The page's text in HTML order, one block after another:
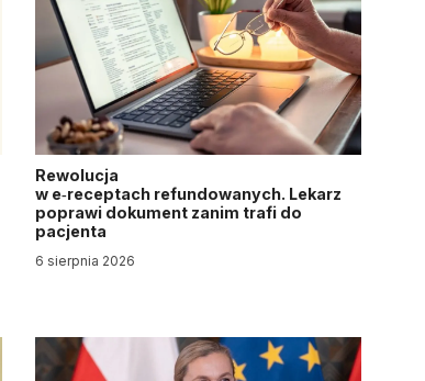
Rewolucja
w e‑receptach refundowanych. Lekarz
poprawi dokument zanim trafi do
pacjenta
6 sierpnia 2026